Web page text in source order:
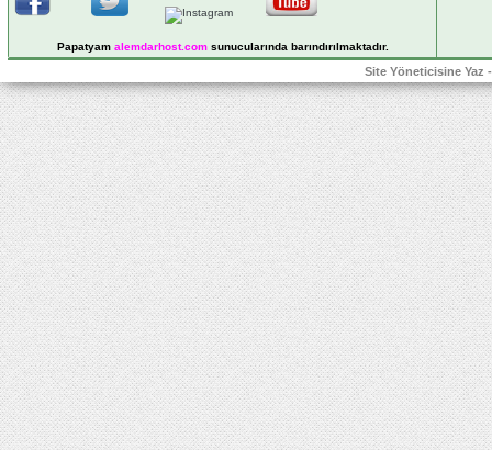
Papatyam alemdarhost.comsunucularında barındırılmaktadır.
Site Yöneticisine Yaz